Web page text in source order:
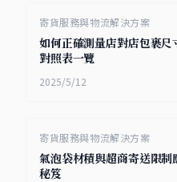
寄貨服務與物流解決方案
如何正確測量店對店包裹
對照表一覽
2025/5/12
寄貨服務與物流解決方案
氣泡袋材積與超商寄送限
秘笈